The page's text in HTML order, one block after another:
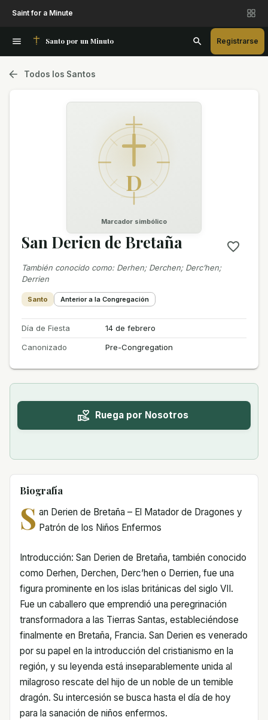
Saint for a Minute
Santo por un Minuto Registrarse
Todos los Santos
D
Marcador simbólico
San Derien de Bretaña
También conocido como: Derhen; Derchen; Derc’hen;
Derrien
Santo Anterior a la Congregación
Día de Fiesta
14 de febrero
Canonizado
Pre-Congregation
Ruega por Nosotros
Biografía
S an Derien de Bretaña – El Matador de Dragones y
Patrón de los Niños Enfermos
Introducción: San Derien de Bretaña, también conocido
como Derhen, Derchen, Derc’hen o Derrien, fue una
figura prominente en los islas británicas del siglo VII.
Fue un caballero que emprendió una peregrinación
transformadora a las Tierras Santas, estableciéndose
finalmente en Bretaña, Francia. San Derien es venerado
por su papel en la introducción del cristianismo en la
región, y su leyenda está inseparablemente unida al
milagroso rescate del hijo de un noble de un temible
dragón. Su intercesión se busca hasta el día de hoy
para la sanación de niños enfermos.